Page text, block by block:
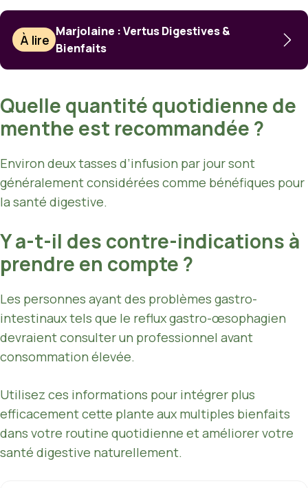
À lire
Marjolaine : Vertus Digestives &
Bienfaits
Quelle quantité quotidienne de
menthe est recommandée ?
Environ deux tasses d’infusion par jour sont
généralement considérées comme bénéfiques pour
la santé digestive.
Y a-t-il des contre-indications à
prendre en compte ?
Les personnes ayant des problèmes gastro-
intestinaux tels que le reflux gastro-œsophagien
devraient consulter un professionnel avant
consommation élevée.
Utilisez ces informations pour intégrer plus
efficacement cette plante aux multiples bienfaits
dans votre routine quotidienne et améliorer votre
santé digestive naturellement.